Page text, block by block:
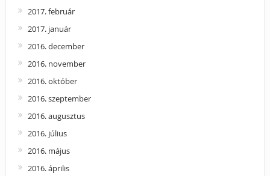
2017. február
2017. január
2016. december
2016. november
2016. október
2016. szeptember
2016. augusztus
2016. július
2016. május
2016. április